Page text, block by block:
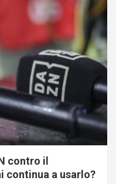
contro il
continua a usarlo?